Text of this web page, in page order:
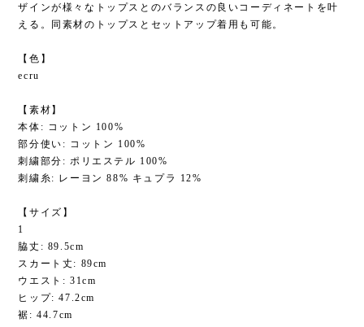
ザインが様々なトップスとのバランスの良いコーディネートを叶
える。同素材のトップスとセットアップ着用も可能。
【色】
ecru
【素材】
本体: コットン 100%
部分使い: コットン 100%
刺繍部分: ポリエステル 100%
刺繍糸: レーヨン 88% キュプラ 12%
【サイズ】
1
脇丈: 89.5cm
スカート丈: 89cm
ウエスト: 31cm
ヒップ: 47.2cm
裾: 44.7cm